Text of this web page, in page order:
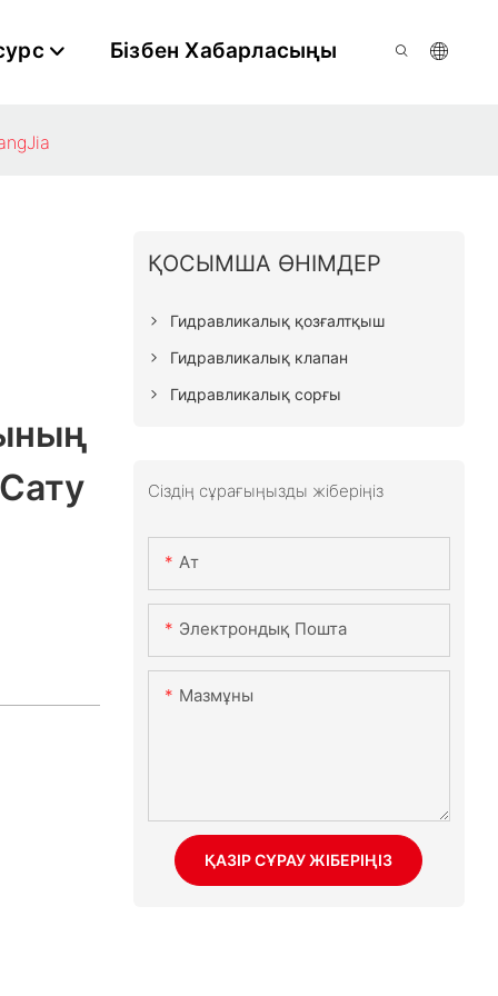
Бізбен Хабарласыңы
ҚОСЫМША ӨНІМДЕР
Гидравликалық қозғалтқыш
Гидравликалық клапан
Гидравликалық сорғы
Сіздің сұрағыңызды жіберіңіз
Ат
Электрондық Пошта
Мазмұны
ҚАЗІР СҰРАУ ЖІБЕРІҢІЗ